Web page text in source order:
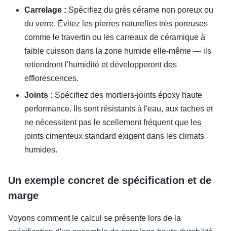
Carrelage : Spécifiez du grès cérame non poreux ou
du verre. Évitez les pierres naturelles très poreuses
comme le travertin ou les carreaux de céramique à
faible cuisson dans la zone humide elle-même — ils
retiendront l'humidité et développeront des
efflorescences.
Joints : Spécifiez des mortiers-joints époxy haute
performance. Ils sont résistants à l'eau, aux taches et
ne nécessitent pas le scellement fréquent que les
joints cimenteux standard exigent dans les climats
humides.
Un exemple concret de spécification et de
marge
Voyons comment le calcul se présente lors de la